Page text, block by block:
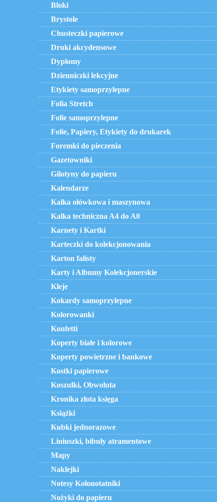
Bloki
Brystole
Chusteczki papierowe
Druki akcydensowe
Dyplomy
Dzienniczki lekcyjne
Etykiety samoprzylepne
Folia Stretch
Folie samoprzylepne
Folie, Papiery, Etykiety do drukarek
Foremki do pieczenia
Gazetowniki
Gilotyny do papieru
Kalendarze
Kalka ołówkowa i maszynowa
Kalka techniczna A4 do A0
Karnety i Kartki
Karteczki do kolekcjonowania
Karton falisty
Karty i Albumy Kolekcjonerskie
Kleje
Kokardy samoprzylepne
Kolorowanki
Konfetti
Koperty białe i kolorowe
Koperty powietrzne i bankowe
Kostki papierowe
Koszulki, Obwoluta
Kronika złota księga
Książki
Kubki jednorazowe
Liniuszki, bibuły atramentowe
Mapy
Naklejki
Notesy Kołonotatniki
Nożyki do papieru